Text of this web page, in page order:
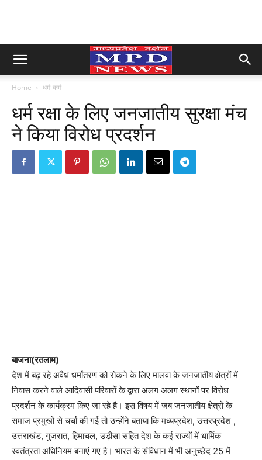
Home धर्म-कर्म
धर्म रक्षा के लिए जनजातीय सुरक्षा मंच
ने किया विरोध प्रदर्शन
बाजना(रतलाम)
देश में बढ़ रहे अवैध धर्मांतरण को रोकने के लिए मालवा के जनजातीय क्षेत्रों में
निवास करने वाले आदिवासी परिवारों के द्वारा अलग अलग स्थानों पर विरोध
प्रदर्शन के कार्यक्रम किए जा रहे है। इस विषय में जब जनजातीय क्षेत्रों के
समाज प्रमुखों से चर्चा की गई तो उन्होंने बताया कि मध्यप्रदेश, उत्तरप्रदेश ,
उत्तराखंड, गुजरात, हिमाचल, उड़ीसा सहित देश के कई राज्यों में धार्मिक
स्वतंत्रता अधिनियम बनाएं गए है। भारत के संविधान में भी अनुच्छेद 25 में